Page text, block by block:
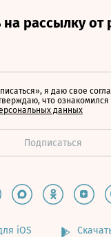
я даю свое
что
данных
iOS